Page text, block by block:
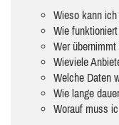
Wieso kann
Wie
Wer
Wieviele
Welche Daten
Wie lange
Worauf muss